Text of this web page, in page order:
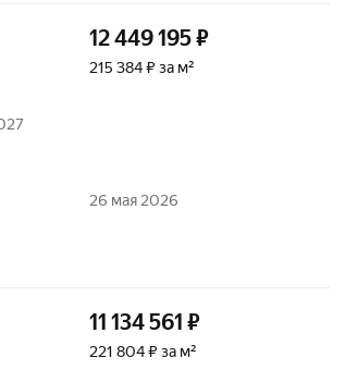
12 449 195₽
215 384 ₽ за м²
26 мая 2026
11 134 561 ₽
221 804 ₽ за м²